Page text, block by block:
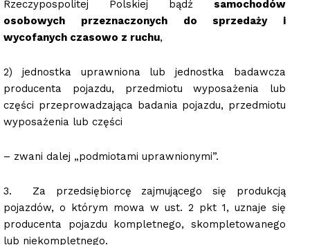
Rzeczypospolitej Polskiej bądź samochodów
osobowych przeznaczonych do sprzedaży i
wycofanych czasowo z ruchu,
2) jednostka uprawniona lub jednostka badawcza
producenta pojazdu, przedmiotu wyposażenia lub
części przeprowadzająca badania pojazdu, przedmiotu
wyposażenia lub części
– zwani dalej „podmiotami uprawnionymi”.
3. Za przedsiębiorcę zajmującego się produkcją
pojazdów, o którym mowa w ust. 2 pkt 1, uznaje się
producenta pojazdu kompletnego, skompletowanego
lub niekompletnego.